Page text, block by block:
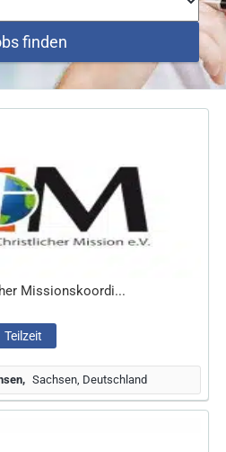
finden
Missionskoordi...
Teilzeit
Sachsen, Deutschland